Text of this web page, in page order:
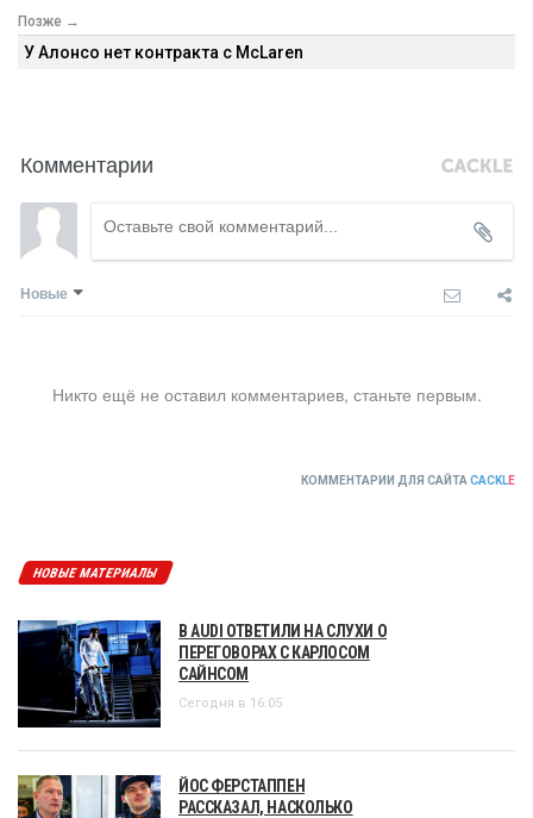
Позже →
У Алонсо нет контракта с McLaren
Комментарии
Новые
Никто ещё не оставил комментариев, станьте первым.
КОММЕНТАРИИ ДЛЯ САЙТА CACKLE
НОВЫЕ МАТЕРИАЛЫ
В AUDI ОТВЕТИЛИ НА СЛУХИ О
ПЕРЕГОВОРАХ С КАРЛОСОМ
САЙНСОМ
Сегодня в 16:05
ЙОС ФЕРСТАППЕН
РАССКАЗАЛ, НАСКОЛЬКО